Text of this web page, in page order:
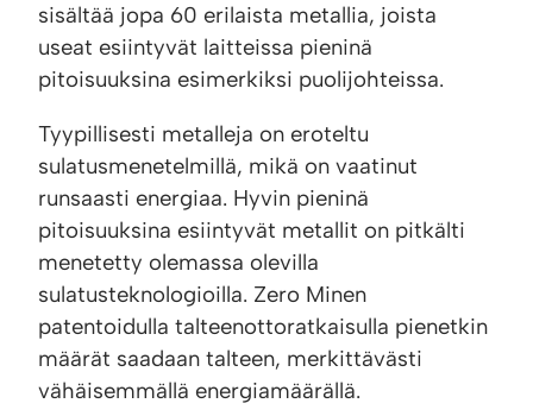
sisältää jopa 60 erilaista metallia, joista
useat esiintyvät laitteissa pieninä
pitoisuuksina esimerkiksi puolijohteissa.
Tyypillisesti metalleja on eroteltu
sulatusmenetelmillä, mikä on vaatinut
runsaasti energiaa. Hyvin pieninä
pitoisuuksina esiintyvät metallit on pitkälti
menetetty olemassa olevilla
sulatusteknologioilla. Zero Minen
patentoidulla talteenottoratkaisulla pienetkin
määrät saadaan talteen, merkittävästi
vähäisemmällä energiamäärällä.